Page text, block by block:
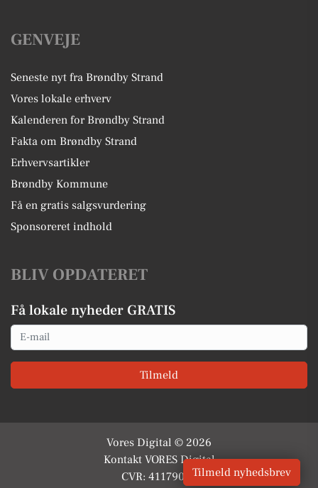
GENVEJE
Seneste nyt fra Brøndby Strand
Vores lokale erhverv
Kalenderen for Brøndby Strand
Fakta om Brøndby Strand
Erhvervsartikler
Brøndby Kommune
Få en gratis salgsvurdering
Sponsoreret indhold
BLIV OPDATERET
Få lokale nyheder GRATIS
Email
Tilmeld
Vores Digital © 2026
Kontakt VORES Digital
CVR: 41179082Tilmeld nyhedsbrev